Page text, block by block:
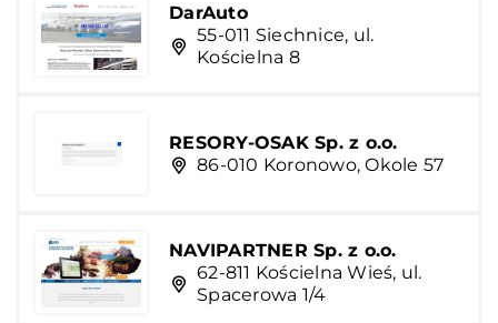
DarAuto
55-011 Siechnice, ul.
Kościelna 8
RESORY-OSAK Sp. z o.o.
86-010 Koronowo, Okole 57
NAVIPARTNER Sp. z o.o.
62-811 Kościelna Wieś, ul.
Spacerowa 1/4